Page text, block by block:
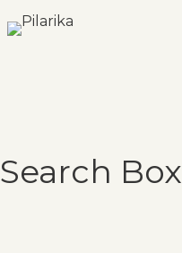
Search Box